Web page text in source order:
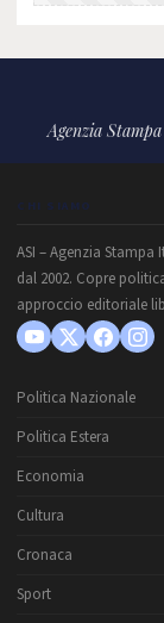
Agenzia
CHI SIAMO
ASI – Agenzia
dal 2002. Copre
approccio editoriale
Politica Nazionale
Politica Estera
Economia
Cultura
Cronaca
Sport